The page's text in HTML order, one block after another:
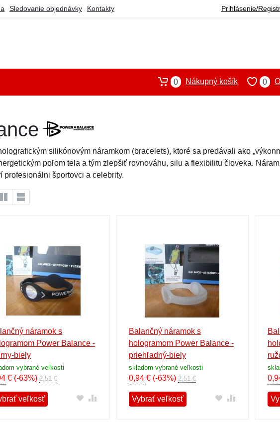
Sledovanie objednávky Kontakty Prihlásenie/
0
0 Nákupný košík
silikónovým náramkom (bracelets), ktoré sa predávali ako
poľom tela a tým zlepšiť rovnováhu, silu a flexibilitu človeka.
športovci a celebrity.
náramok s
Power Balance -
biely
vybrané veľkosti
€ (-63%) 2,51 €
veľkosť
Balančný náramok s
hologramom Power Balance -
priehľadný-biely
skladom vybrané veľkosti
0,94€ (-63%) 2,51 €
Vybrať veľkosť